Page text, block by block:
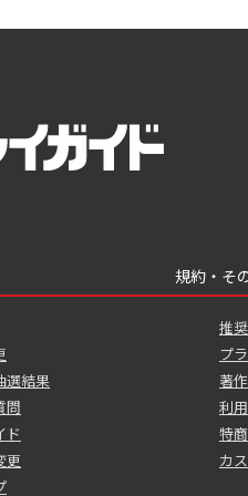
選結果
問
ド
更
規約・そ
推
プ
著
利
特
カ